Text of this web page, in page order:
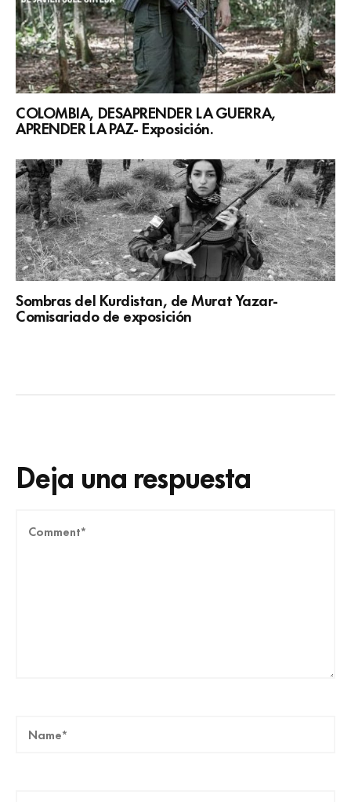
COLOMBIA, DESAPRENDER LA GUERRA,
APRENDER LA PAZ- Exposición.
Sombras del Kurdistan, de Murat Yazar-
Comisariado de exposición
Deja una respuesta